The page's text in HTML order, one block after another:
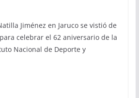
Jiménez en Jaruco se vistió de
celebrar el 62 aniversario de la
Nacional de Deporte y